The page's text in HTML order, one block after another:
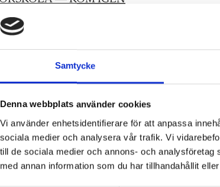
Samtycke
Denna webbplats använder cookies
Vi använder enhetsidentifierare för att anpassa
sociala medier och analysera vår trafik. Vi
till de sociala medier och annons- och
med annan information som du har tillhandahållit
skola från fem års ålder, men
läroplan.
Ekström (S) låter inte helt entusiastisk över
direktiven, men jag har lärt mig att man bör
Vi har idag en allmän förskola från tre
genomföra förslaget. Men det ska bli
presskonferensen.